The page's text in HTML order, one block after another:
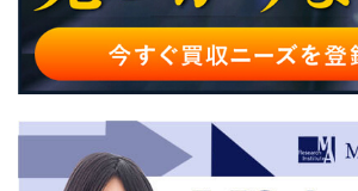
新設分割と吸収分割の比較：どちらを